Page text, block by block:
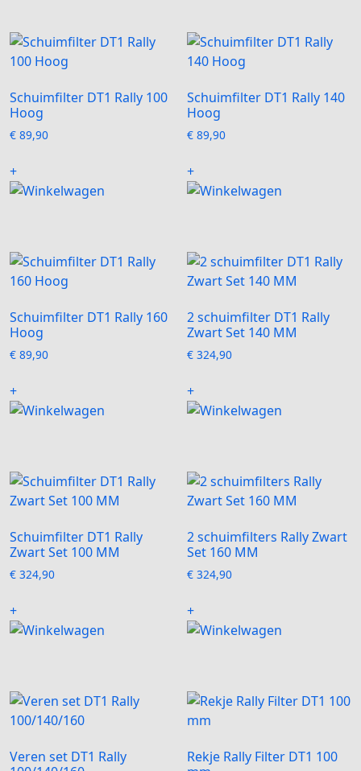
Schuimfilter DT1 Rally 100
Hoog
€ 89,90
+
Schuimfilter DT1 Rally 140
Hoog
€ 89,90
+
Schuimfilter DT1 Rally 160
Hoog
€ 89,90
+
2 schuimfilter DT1 Rally
Zwart Set 140 MM
€ 324,90
+
Schuimfilter DT1 Rally
Zwart Set 100 MM
€ 324,90
+
2 schuimfilters Rally Zwart
Set 160 MM
€ 324,90
+
Veren set DT1 Rally
Rekje Rally Filter DT1 100